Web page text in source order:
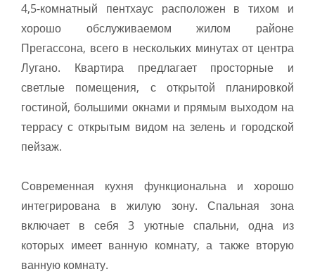
4,5-комнатный пентхаус расположен в тихом и
хорошо обслуживаемом жилом районе
Прегассона, всего в нескольких минутах от центра
Лугано. Квартира предлагает просторные и
светлые помещения, с открытой планировкой
гостиной, большими окнами и прямым выходом на
террасу с открытым видом на зелень и городской
пейзаж.
Современная кухня функциональна и хорошо
интегрирована в жилую зону. Спальная зона
включает в себя 3 уютные спальни, одна из
которых имеет ванную комнату, а также вторую
ванную комнату.